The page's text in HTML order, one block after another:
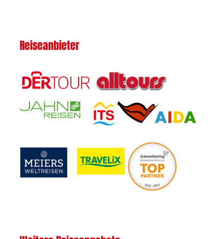
Reiseanbieter